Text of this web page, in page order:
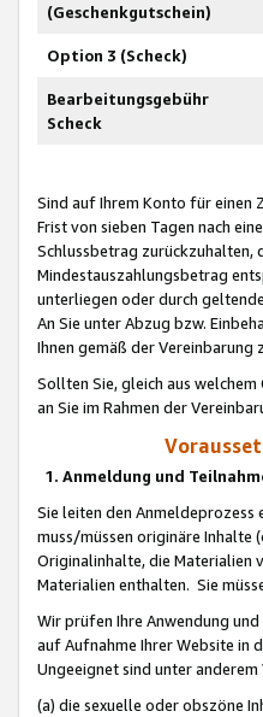
(Geschenkgutschein)
Option 3 (Scheck)
Bearbeitungsgebühr
Scheck
Sind auf Ihrem Konto für einen
Frist von sieben Tagen nach
Schlussbetrag zurückzuhalten,
Mindestauszahlungsbetrag
unterliegen oder durch
An Sie unter Abzug bzw.
Ihnen gemäß der Vereinbarung
Sollten Sie, gleich aus
an Sie im Rahmen der
1. Anmeldung und
Sie leiten den Anmeldeprozess
muss/müssen originäre Inhalte
Originalinhalte, die Materialien
Materialien enthalten. Sie
Wir prüfen Ihre Anwendung
auf Aufnahme Ihrer Website in
Ungeeignet sind unter anderem
(a) die sexuelle oder obszöne